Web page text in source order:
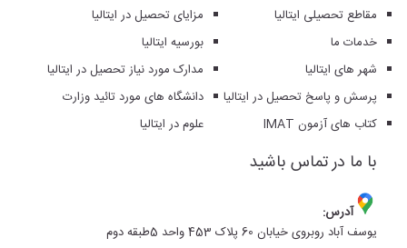
مزایای تحصیل در ایتالیا
بورسیه ایتالیا
مدارک مورد نیاز تحصیل در ایتالیا
دانشگاه های مورد تائید وزارت
علوم در ایتالیا
مقاطع تحصیلی ایتالیا
خدمات ما
شهر های ایتالیا
پرسش و پاسخ تحصیل در ایتالیا
کتاب های آزمون IMAT
با ما در تماس باشید
آدرس:
یوسف آباد روبروی خیابان 60 پلاک 453 واحد 5طبقه دوم